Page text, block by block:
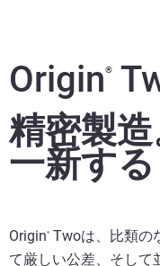
Origin®
精密製
一新する
Origin ®
Twoは、比類の
て厳しい公差、そして